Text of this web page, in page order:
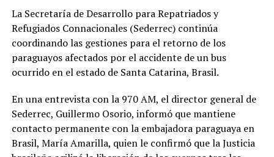
La Secretaría de Desarrollo para Repatriados y
Refugiados Connacionales (Sederrec) continúa
coordinando las gestiones para el retorno de los
paraguayos afectados por el accidente de un bus
ocurrido en el estado de Santa Catarina, Brasil.
En una entrevista con la 970 AM, el director general de
Sederrec, Guillermo Osorio, informó que mantiene
contacto permanente con la embajadora paraguaya en
Brasil, María Amarilla, quien le confirmó que la Justicia